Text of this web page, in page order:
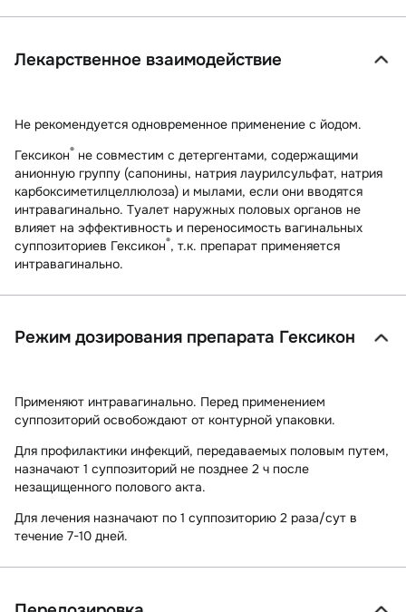
Лекарственное взаимодействие
Не рекомендуется одновременное применение с йодом.
Гексикон® не совместим с детергентами, содержащими
анионную группу (сапонины, натрия лаурилсульфат, натрия
карбоксиметилцеллюлоза) и мылами, если они вводятся
интравагинально. Туалет наружных половых органов не
влияет на эффективность и переносимость вагинальных
суппозиториев Гексикон®, т.к. препарат применяется
интравагинально.
Режим дозирования препарата Гексикон
Применяют интравагинально. Перед применением
суппозиторий освобождают от контурной упаковки.
Для профилактики инфекций, передаваемых половым путем,
назначают 1 суппозиторий не позднее 2 ч после
незащищенного полового акта.
Для лечения назначают по 1 суппозиторию 2 раза/сут в
течение 7-10 дней.